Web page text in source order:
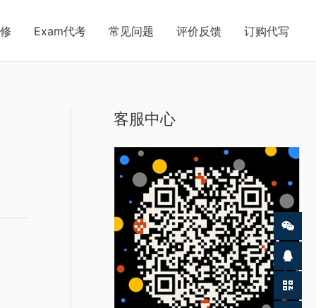
Exam代考 常见问题 评价反馈 订购代写
客服中心